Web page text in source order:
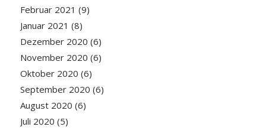
Februar 2021 (9)
Januar 2021 (8)
Dezember 2020 (6)
November 2020 (6)
Oktober 2020 (6)
September 2020 (6)
August 2020 (6)
Juli 2020 (5)